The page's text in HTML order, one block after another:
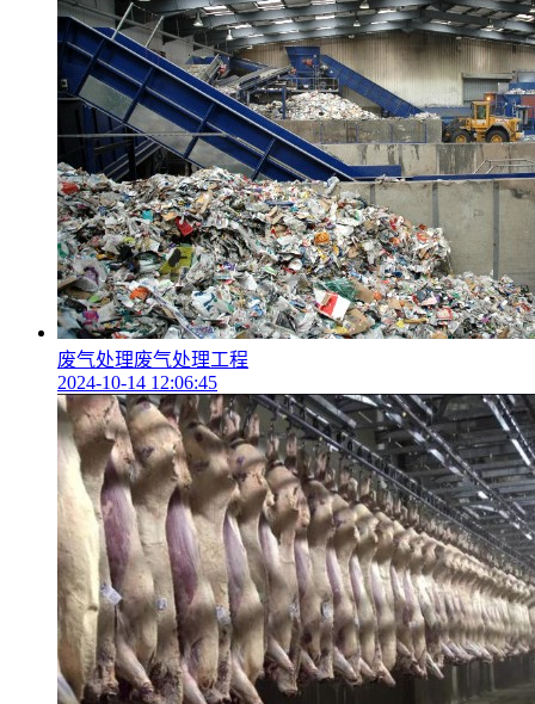
废气处理废气处理工程
2024-10-14 12:06:45